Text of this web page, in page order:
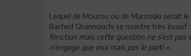
Lequel de Mourou ou de Marzouki serait
Rached Ghannouchi se montre très évasif
fonction mais cette question ne s’est pas
n’engage que moi mais pas le parti ».